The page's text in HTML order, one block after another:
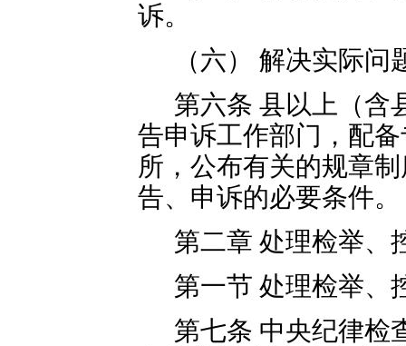
诉。
（六） 解决实际
第六条 县以上（含
告申诉工作部门，配
所，公布有关的规章
告、申诉的必要条件。
第二章 处理检举、
第一节 处理检举、
第七条 中央纪律检